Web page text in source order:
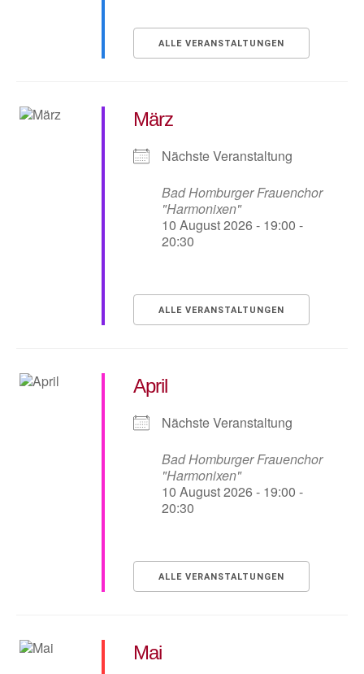
ALLE VERANSTALTUNGEN
März
Nächste Veranstaltung
Bad Homburger Frauenchor
"Harmonixen"
10 August 2026 - 19:00 -
20:30
ALLE VERANSTALTUNGEN
April
Nächste Veranstaltung
Bad Homburger Frauenchor
"Harmonixen"
10 August 2026 - 19:00 -
20:30
ALLE VERANSTALTUNGEN
Mai